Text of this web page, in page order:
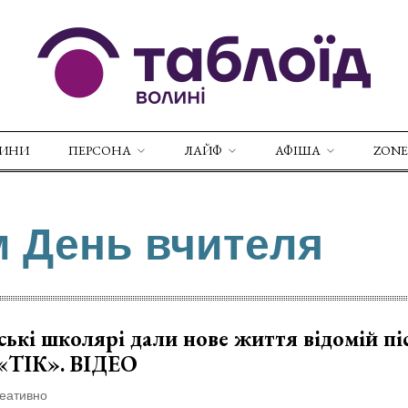
ПЕРСОНА ЛАЙФ АФІША
День вчителя
школярі дали нове життя відомій
ВІДЕО